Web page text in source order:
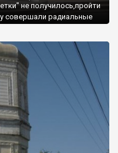
не получилось,пройти
совершали радиальные